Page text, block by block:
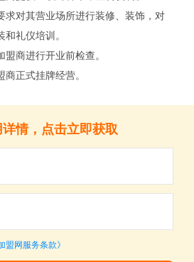
对其营业场所进行装修、装饰，对
礼仪培训。
商进行开业前检查。
正式挂牌经营。
情，点击立即获取
盟网服务条款》